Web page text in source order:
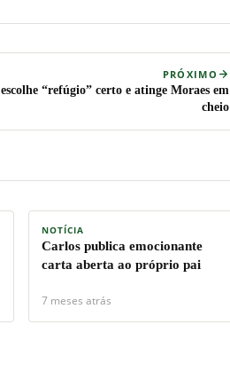
PRÓXIMO
“refúgio” certo e atinge Moraes em
cheio
NOTÍCIA
Carlos publica emocionante
carta aberta ao próprio pai
7 meses atrás